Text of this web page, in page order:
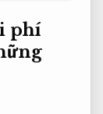
phí